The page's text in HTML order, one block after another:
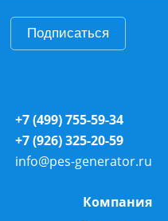
Подписаться
+7 (499) 755-59-34
+7 (926) 325-20-59
info@pes-generator.ru
Компания